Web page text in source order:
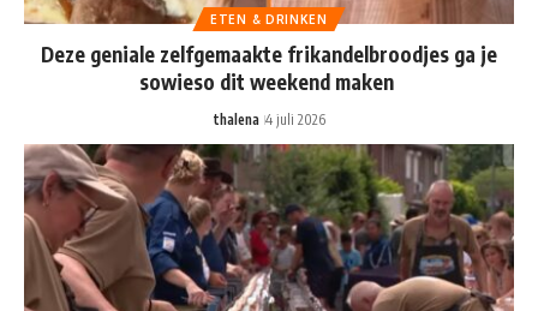
ETEN & DRINKEN
Deze geniale zelfgemaakte frikandelbroodjes ga je
sowieso dit weekend maken
thalena 4 juli 2026